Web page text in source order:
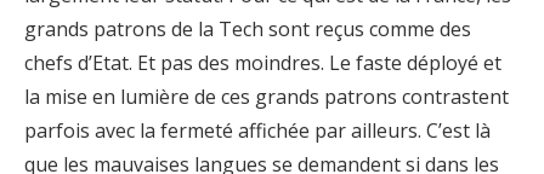
grands patrons de la Tech sont reçus comme des
chefs d’Etat. Et pas des moindres. Le faste déployé et
la mise en lumière de ces grands patrons contrastent
parfois avec la fermeté affichée par ailleurs. C’est là
que les mauvaises langues se demandent si dans les